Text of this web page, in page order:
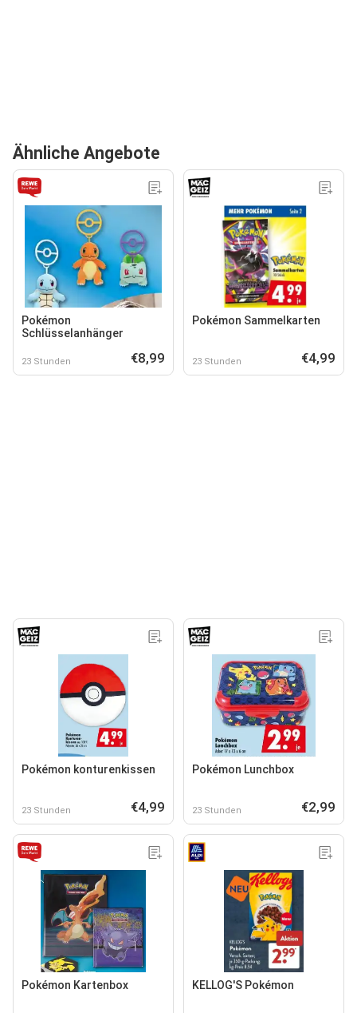
Ähnliche Angebote
Pokémon
Schlüsselanhänger
23 Stunden €8,99
Pokémon Sammelkarten
23 Stunden €4,99
Pokémon konturenkissen
23 Stunden €4,99
Pokémon Lunchbox
23 Stunden €2,99
Pokémon Kartenbox KELLOG'S Pokémon